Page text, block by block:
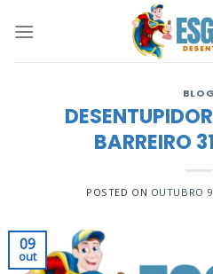
BLOG
BARREIRO
POSTED ON OUTUBRO
09
out